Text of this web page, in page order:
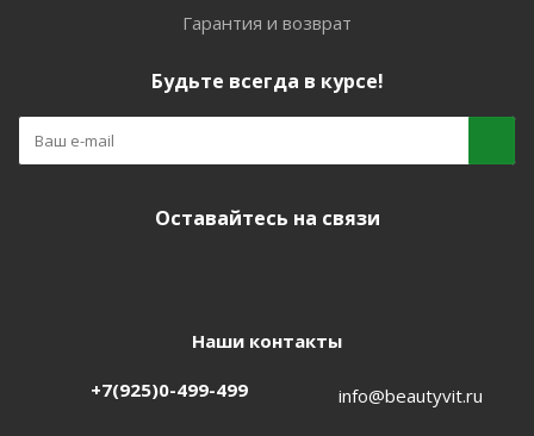
Гарантия и возврат
Будьте всегда в курсе!
Оставайтесь на связи
Наши контакты
+7(925)0-499-499 info@beautyvit.ru